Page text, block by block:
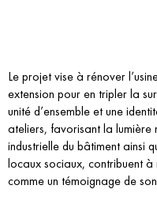
Le projet vise à rénover
extension pour en tripler la
unité d’ensemble et une
ateliers, favorisant la
industrielle du bâtiment ainsi
locaux sociaux, contribuent à
comme un témoignage de